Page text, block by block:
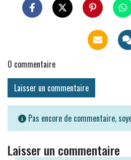
0 commentaire
Laisser un commentaire
Pas encore de commentaire,
Laisser un commentaire